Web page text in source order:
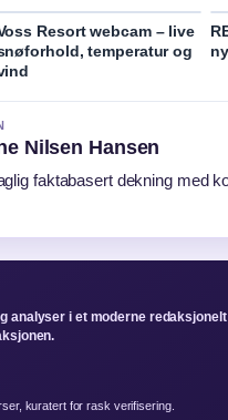
Resort webcam – live
temperatur og
Nilsen Hansen
faktabasert dekning med
analyser i et moderne redaksjonelt
kuratert for rask verifisering.